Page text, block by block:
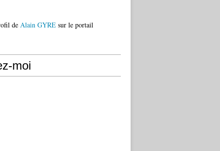
de Alain GYRE sur le portail
moi